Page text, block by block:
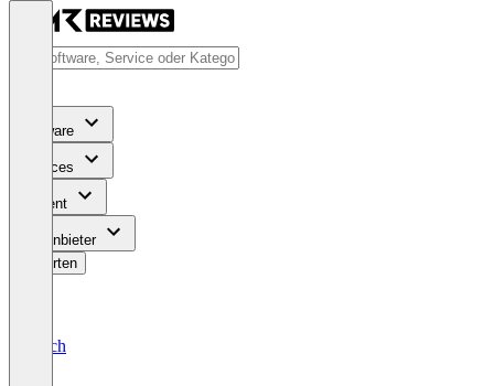
Software
Services
Content
Für Anbieter
Bewerten
Deutsch